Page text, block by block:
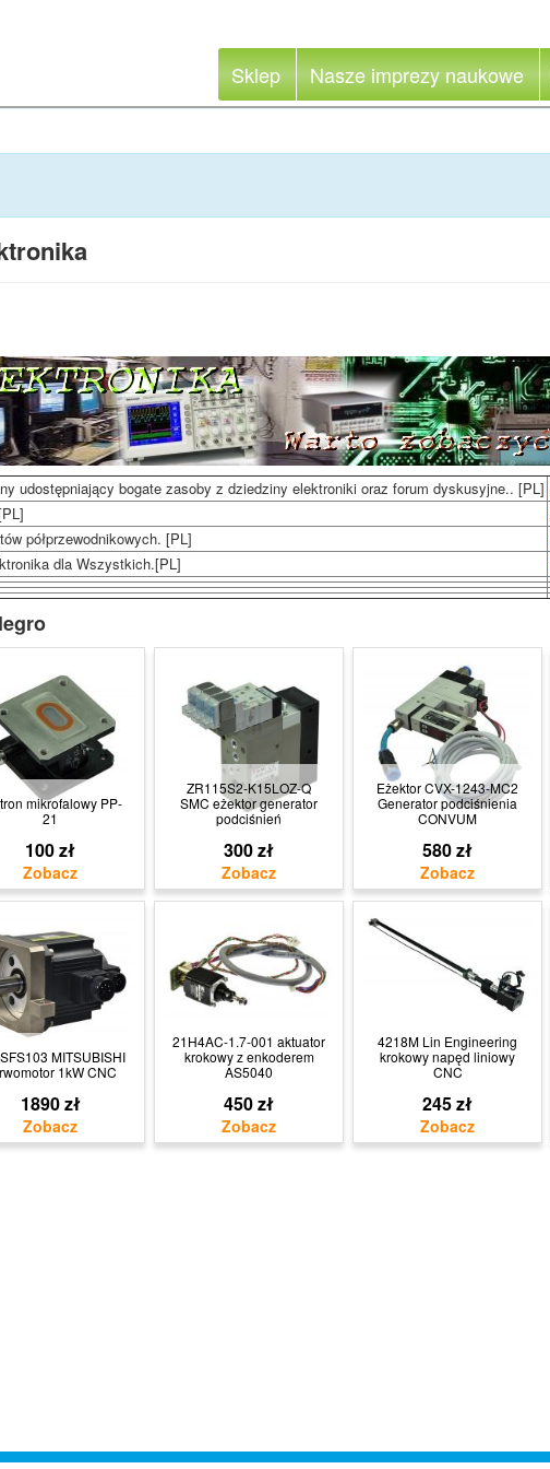
Sklep Nasze imprezy naukowe
udostępniający bogate zasoby z dziedziny elektroniki oraz forum dyskusyjne.. [PL]
półprzewodnikowych. [PL]
dla Wszystkich.[PL]
mikrofalowy PP-
21
100 zł
ZR115S2-K15LOZ-Q
SMC eżektor generator
podciśnień
300 zł
Eżektor CVX-1243-MC2
Generator podciśnienia
CONVUM
580 zł
MITSUBISHI
1kW CNC
1890 zł
21H4AC-1.7-001 aktuator
krokowy z enkoderem
AS5040
450 zł
4218M Lin Engineering
krokowy napęd liniowy
CNC
245 zł